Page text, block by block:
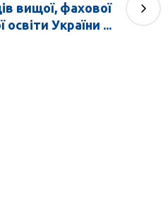
вищої, фахової
України ...